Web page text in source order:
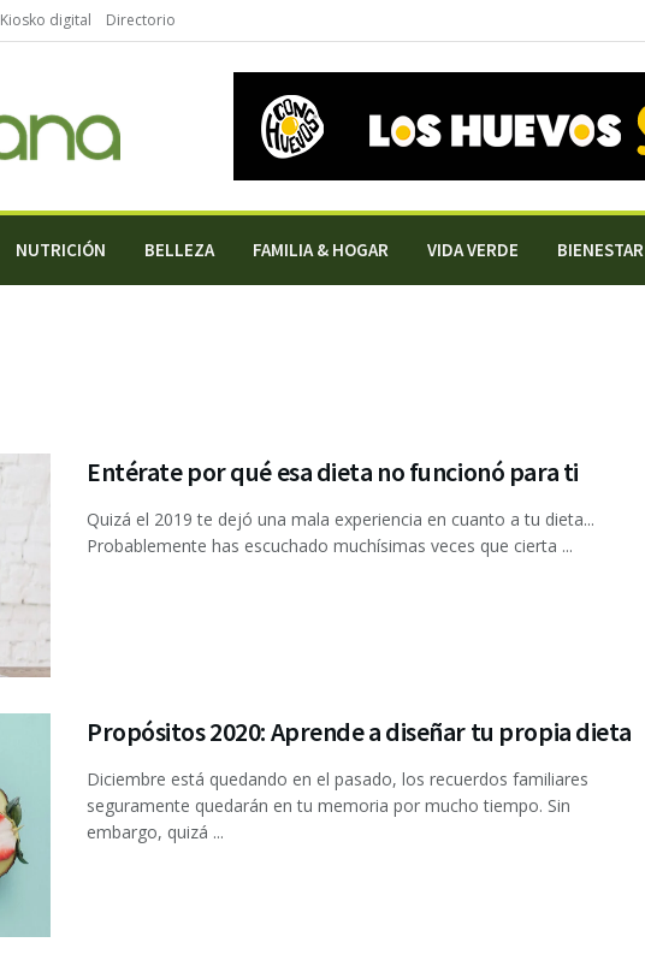
Kiosko digital Directorio
NUTRICIÓN BELLEZA FAMILIA & HOGAR VIDA VERDE BIENESTAR
Entérate por qué esa dieta no funcionó para ti
Quizá el 2019 te dejó una mala experiencia en cuanto a tu dieta...
Probablemente has escuchado muchísimas veces que cierta ...
Propósitos 2020: Aprende a diseñar tu propia dieta
Diciembre está quedando en el pasado, los recuerdos familiares
seguramente quedarán en tu memoria por mucho tiempo. Sin
embargo, quizá ...